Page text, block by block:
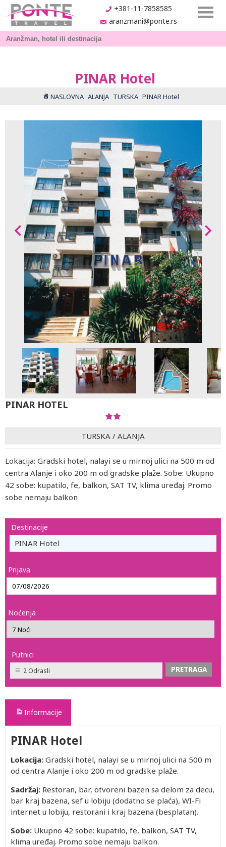
+381-11-7858585
aranzmani@ponte.rs
PINAR Hotel
NASLOVNA ALANJA TURSKA PINAR Hotel
PINAR HOTEL
TURSKA / ALANJA
Lokacija: Gradski hotel, nalayi se u mirnoj ulici na 500 m od
centra Alanje i oko 200 m od gradske plaže. Sobe: Ukupno
42 sobe: kupatilo, fe, balkon, SAT TV, klima uređaj. Promo
sobe nemaju balkon
Destinacije
PINAR Hotel
Prijava
Noćenja
Putnici
2 Odrasli
Informacije
PINAR Hotel
Lokacija: Gradski hotel, nalayi se u mirnoj ulici na 500 m
od centra Alanje i oko 200 m od gradske plaže.
Sadržaj: Restoran, bar, otvoreni bazen sa delom za decu,
bar kraj bazena, sef u lobiju (dodatno se plaća), WI-Fi
internet u lobiju, restorani i kraj bazena (besplatan).
Sobe: Ukupno 42 sobe: kupatilo, fe, balkon, SAT TV,
klima uređaj. Promo sobe nemaju balkon.